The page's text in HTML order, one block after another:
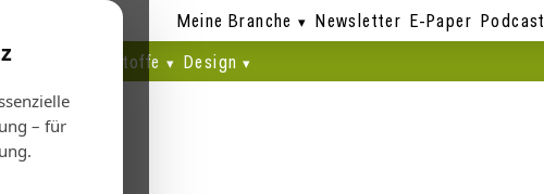
– für
Meine Branche Newsletter E-Paper Podcast
Bau- + Werkstoffe Design
Zusammenrechnung von Referenzen: